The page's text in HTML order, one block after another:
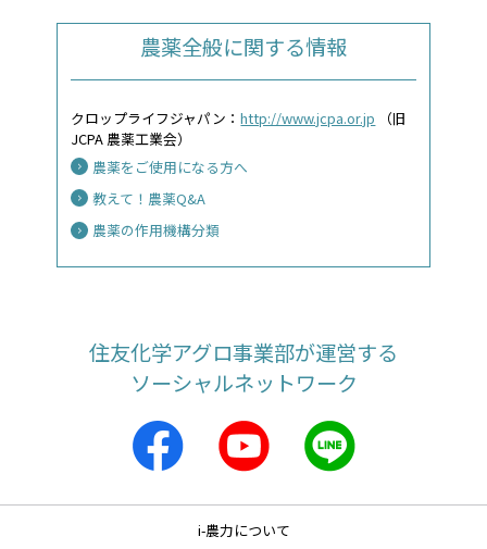
農薬全般に関する情報
クロップライフジャパン：http://www.jcpa.or.jp （旧
JCPA 農薬工業会）
農薬をご使用になる方へ
教えて！農薬Q&A
農薬の作用機構分類
住友化学アグロ事業部が運営する
ソーシャルネットワーク
i-農力について